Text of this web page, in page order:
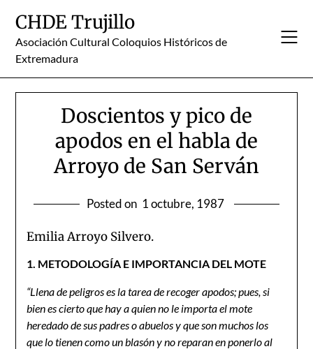
content
CHDE Trujillo
Asociación Cultural Coloquios Históricos de
Extremadura
Doscientos y pico de
apodos en el habla de
Arroyo de San Serván
Posted on 1 octubre, 1987
Emilia Arroyo Silvero.
1. METODOLOGÍA E IMPORTANCIA DEL MOTE
“Llena de peligros es la tarea de recoger apodos; pues, si
bien es cierto que hay a quien no le importa el mote
heredado de sus padres o abuelos y que son muchos los
que lo tienen como un blasón y no reparan en ponerlo al